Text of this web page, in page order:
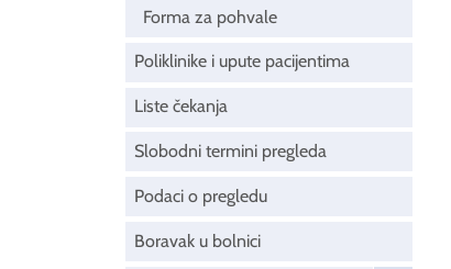
Forma za pohvale
Poliklinike i upute pacijentima
Liste čekanja
Slobodni termini pregleda
Podaci o pregledu
Boravak u bolnici